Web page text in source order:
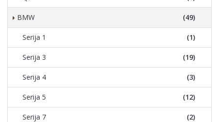
BMW (49)
Serija 1 (1)
Serija 3 (19)
Serija 4 (3)
Serija 5 (12)
Serija 7 (2)